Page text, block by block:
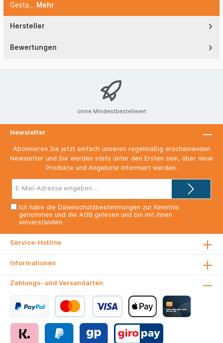
Gesta… Mehr
Hersteller
Bewertungen
ohne Mindestbestellwert
Newsletter
Abonnieren Sie jetzt einfach unseren regelmäßig erscheinenden
Newsletter und Sie werden stets unter den Ersten sein, über neue
Produkte und Angebote informiert werden.
Mail-
Ich habe die Datenschutzbestimmungen zur Kenntnis
genommen und die AGB gelesen und bin mit ihnen
einverstanden.
Service-Hotline
Informationen
Zahlungs- und Versandarten